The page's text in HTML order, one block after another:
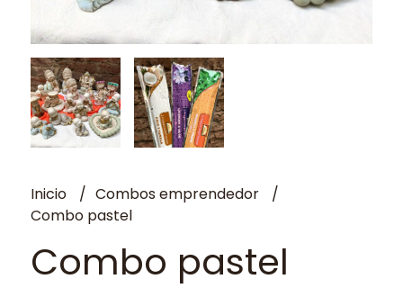
Inicio
Combos emprendedor
Combo pastel
Combo pastel